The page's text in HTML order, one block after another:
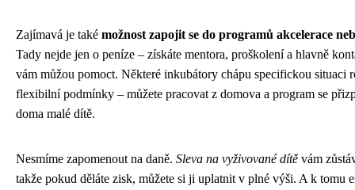
Zajímavá je také možnost zapojit se do programů akcelerace
Tady nejde jen o peníze – získáte mentora, proškolení a hlavně
vám můžou pomoct. Některé inkubátory chápu specifickou situaci
flexibilní podmínky – můžete pracovat z domova a program se
doma malé dítě.
Nesmíme zapomenout na daně. Sleva na vyživované dítě vám
takže pokud děláte zisk, můžete si ji uplatnit v plné výši. A k tomu